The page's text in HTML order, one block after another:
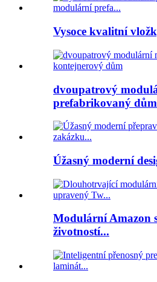
Vysoce kvalitní
dvoupatrový
prefabrikovaný
Úžasný moderní
Modulární Amazon
životností...